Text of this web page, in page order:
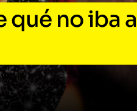
qué no iba a